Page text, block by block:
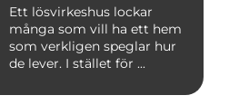
Ett lösvirkeshus lockar
många som vill ha ett hem
som verkligen speglar hur
de lever. I stället för ...